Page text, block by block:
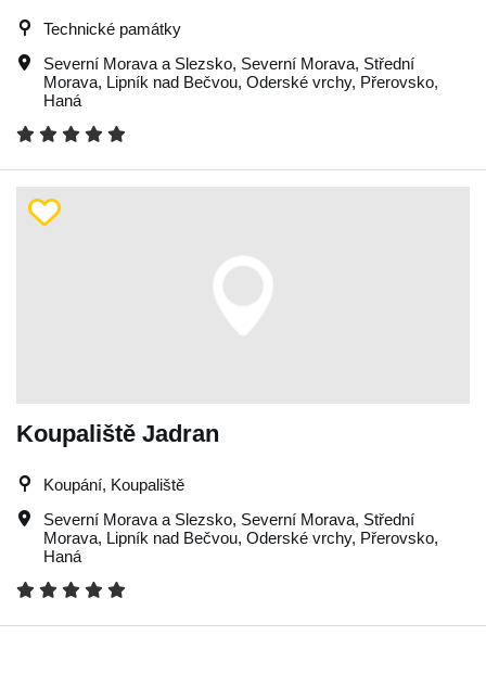
Technické památky
Severní Morava a Slezsko, Severní Morava, Střední
Morava, Lipník nad Bečvou, Oderské vrchy, Přerovsko,
Haná
Koupaliště Jadran
Koupání, Koupaliště
Severní Morava a Slezsko, Severní Morava, Střední
Morava, Lipník nad Bečvou, Oderské vrchy, Přerovsko,
Haná